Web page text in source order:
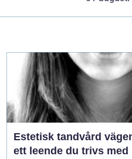
Estetisk tandvård vägen till
ett leende du trivs med